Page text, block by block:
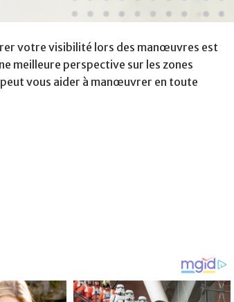
votre visibilité lors des manœuvres est
meilleure perspective sur les zones
vous aider à manœuvrer en toute